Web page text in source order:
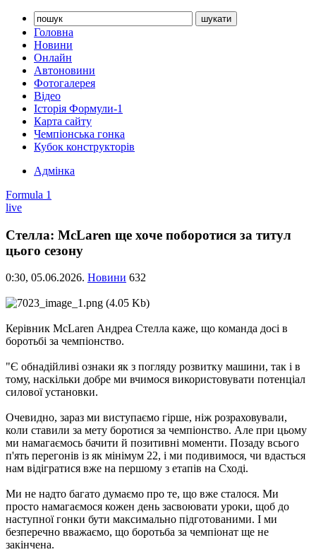
Головна
Новини
Онлайн
Автоновини
Фотогалерея
Відео
Історія Формули-1
Карта сайту
Чемпіонська гонка
Кубок конструкторів
Адмінка
Formula 1
live
Стелла: McLaren ще хоче поборотися за титул
цього сезону
0:30, 05.06.2026. Новини 632
Керівник McLaren Андреа Стелла каже, що команда досі в
боротьбі за чемпіонство.
"Є обнадійливі ознаки як з погляду розвитку машини, так і в
тому, наскільки добре ми вчимося використовувати потенціал
силової установки.
Очевидно, зараз ми виступаємо гірше, ніж розраховували,
коли ставили за мету боротися за чемпіонство. Але при цьому
ми намагаємось бачити й позитивні моменти. Позаду всього
п'ять перегонів із як мінімум 22, і ми подивимося, чи вдасться
нам відігратися вже на першому з етапів на Сході.
Ми не надто багато думаємо про те, що вже сталося. Ми
просто намагаємося кожен день засвоювати уроки, щоб до
наступної гонки бути максимально підготованими. І ми
безперечно вважаємо, що боротьба за чемпіонат ще не
закінчена.